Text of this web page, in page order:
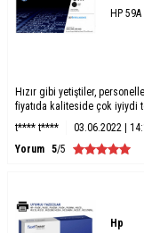
HP
Hızır gibi yetiştiler,
fiyatıda kaliteside çok iyiydi
t**** t****
03.06.2022 |
Yorum 5/5
Hp